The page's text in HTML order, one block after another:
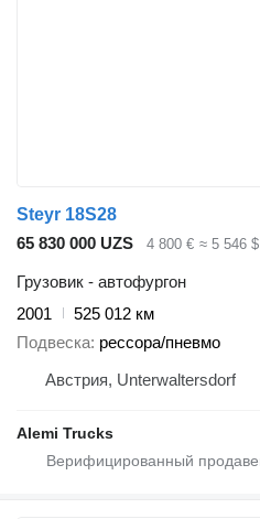
Steyr 18S28
65 830 000 UZS
4 800 € ≈ 5 546 $
Грузовик - автофургон
2001
525 012 км
Подвеска рессора/пневмо
Австрия, Unterwaltersdorf
Alemi Trucks